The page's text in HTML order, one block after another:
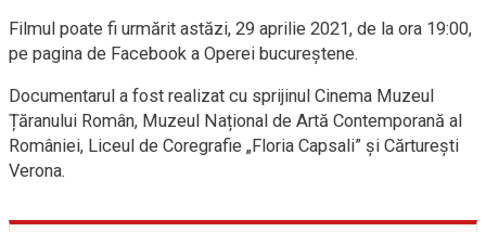
Filmul poate fi urmărit astăzi, 29 aprilie 2021, de la ora 19:00,
pe pagina de Facebook a Operei bucureștene.
Documentarul a fost realizat cu sprijinul Cinema Muzeul
Țăranului Român, Muzeul Național de Artă Contemporană al
României, Liceul de Coregrafie „Floria Capsali” și Cărturești
Verona.